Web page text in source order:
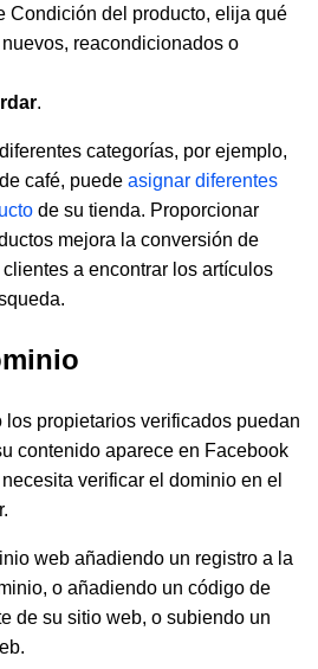
Condición del producto, elija qué
reacondicionados o
.
categorías, por ejemplo,
café, puede asignar diferentes
de su tienda. Proporcionar
mejora la conversión de
a encontrar los artículos
los propietarios verificados puedan
contenido aparece en Facebook
verificar el dominio en el
web añadiendo un registro a la
o añadiendo un código de
de su sitio web, o subiendo un